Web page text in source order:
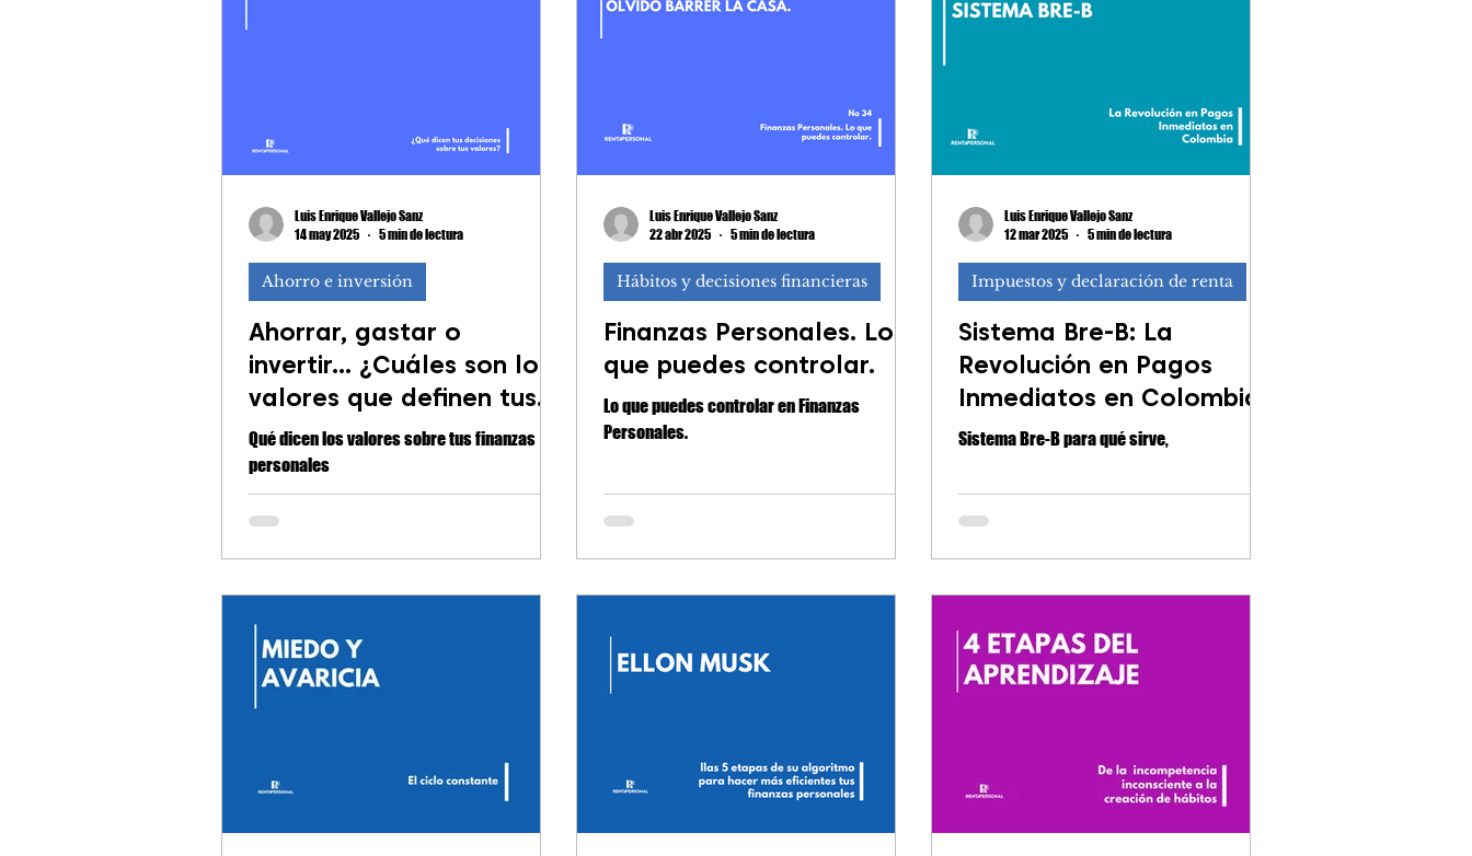
Ahorrar, gastar o
invertir… ¿Cuáles son los
valores que definen tus
decisiones?
Qué dicen los valores sobre tus finanzas
personales
Ahorro e inversión
Luis Enrique Vallejo Sanz
14 may 2025
5 min de lectura
Finanzas Personales. Lo
que puedes controlar.
Lo que puedes controlar en Finanzas
Personales.
Hábitos y decisiones financieras
Luis Enrique Vallejo Sanz
22 abr 2025
5 min de lectura
Sistema Bre-B: La
Revolución en Pagos
Inmediatos en Colombia
Sistema Bre-B para qué sirve,
Impuestos y declaración de renta
Luis Enrique Vallejo Sanz
12 mar 2025
5 min de lectura